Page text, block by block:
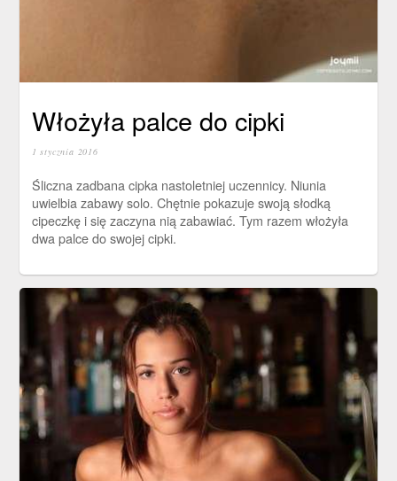
Włożyła palce do cipki
1 stycznia 2016
Śliczna zadbana cipka nastoletniej uczennicy. Niunia
uwielbia zabawy solo. Chętnie pokazuje swoją słodką
cipeczkę i się zaczyna nią zabawiać. Tym razem włożyła
dwa palce do swojej cipki.